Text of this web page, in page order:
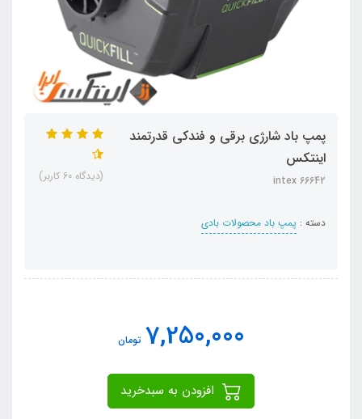
پمپ باد شارژی برقی و فندکی قدرتمند
اینتکس
intex 66642
دسته : پمپ باد محصولات بادی
(دیدگاه 60 کاربر)
7,250,000 تومان